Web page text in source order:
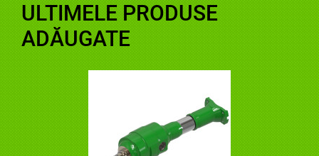
ULTIMELE PRODUSE
ADĂUGATE